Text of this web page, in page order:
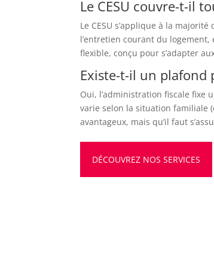
Le CESU couvre-t-il
Le CESU s’applique à la
l’entretien courant du logement,
flexible, conçu pour s’adapter
Existe-t-il un plafond
Oui, l’administration fiscale fixe
varie selon la situation familiale
avantageux, mais qu’il faut
DÉCOUVREZ NOS SERVICES